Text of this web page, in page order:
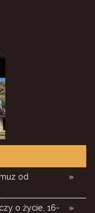
»
od
»
o życie, 16-